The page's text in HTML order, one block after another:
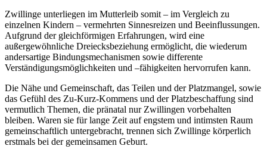
Zwillinge unterliegen im Mutterleib somit – im Vergleich zu
einzelnen Kindern – vermehrten Sinnesreizen und Beeinflussungen.
Aufgrund der gleichförmigen Erfahrungen, wird eine
außergewöhnliche Dreiecksbeziehung ermöglicht, die wiederum
andersartige Bindungsmechanismen sowie differente
Verständigungsmöglichkeiten und –fähigkeiten hervorrufen kann.
Die Nähe und Gemeinschaft, das Teilen und der Platzmangel, sowie
das Gefühl des Zu-Kurz-Kommens und der Platzbeschaffung sind
vermutlich Themen, die pränatal nur Zwillingen vorbehalten
bleiben. Waren sie für lange Zeit auf engstem und intimsten Raum
gemeinschaftlich untergebracht, trennen sich Zwillinge körperlich
erstmals bei der gemeinsamen Geburt.